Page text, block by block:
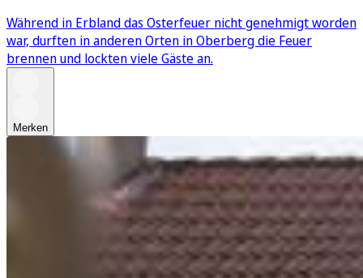
Während in Erbland das Osterfeuer nicht genehmigt worden
war, durften in anderen Orten in Oberberg die Feuer
brennen und lockten viele Gäste an.
Merken